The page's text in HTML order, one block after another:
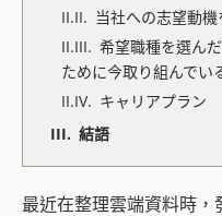
当社への志望動機
希望職種を選ん
ために今取り組んでい
キャリアプラン
結語
最近在整理雲端資料時